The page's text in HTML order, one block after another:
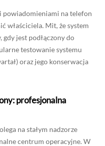
powiadomieniami na telefon
właściciela. Mit, że system
jest podłączony do
testowanie systemu
oraz jego konserwacja
profesjonalna
na stałym nadzorze
centrum operacyjne. W